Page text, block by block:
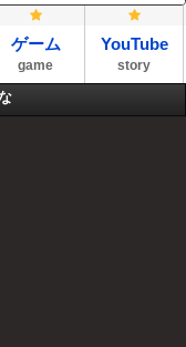
ゲーム
game
YouTube
story